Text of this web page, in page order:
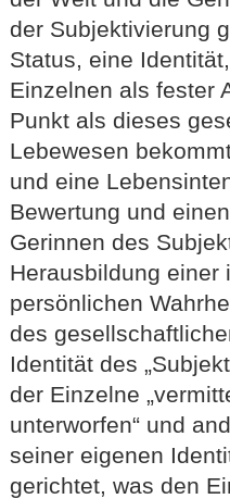
der Subjektivierung
Status, eine
Einzelnen als fester
Punkt als dieses
Lebewesen
und eine
Bewertung und
Gerinnen des
Herausbildung einer
persönlichen
des
Identität des
der Einzelne
unterworfen“ und
seiner eigenen
gerichtet, was den